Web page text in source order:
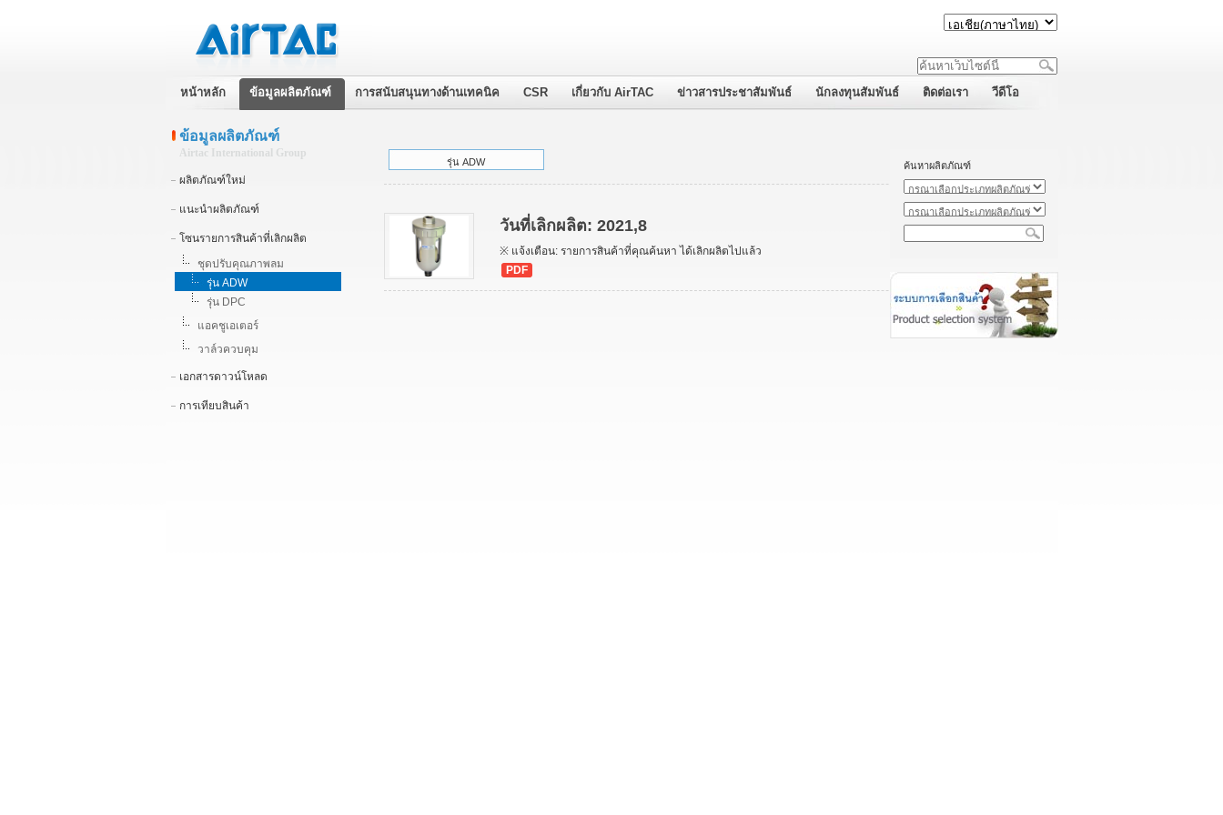
หน้าหลัก ข้อมูลผลิตภัณฑ์ การสนับสนุนทางด้านเทคนิค CSR เกี่ยวกับ AirTAC ข่าวสารประชาสัมพันธ์ นักลงทุนสัมพันธ์ ติดต่อเรา วีดีโอ
ข้อมูลผลิตภัณฑ์
Airtac International Group
ผลิตภัณฑ์ใหม่
แนะนำผลิตภัณฑ์
โซนรายการสินค้าที่เลิกผลิต
ชุดปรับคุณภาพลม
รุ่น ADW
รุ่น DPC
แอคชูเอเตอร์
วาล์วควบคุม
เอกสารดาวน์โหลด
การเทียบสินค้า
รุ่น ADW
วันที่เลิกผลิต: 2021,8
※ แจ้งเตือน: รายการสินค้าที่คุณค้นหา ได้เลิกผลิตไปแล้ว
PDF
ค้นหาผลิตภัณฑ์